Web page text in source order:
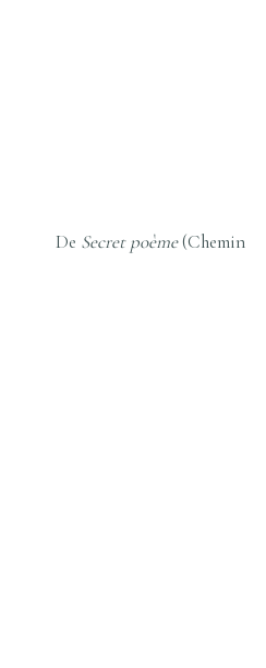
De Secret poème(Chemin